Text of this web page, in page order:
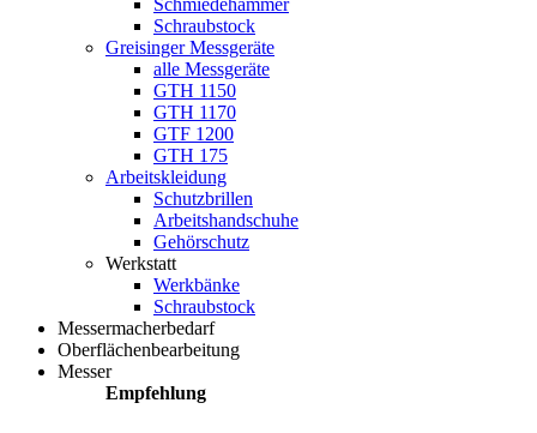
Schmiedehämmer
Schraubstock
Greisinger Messgeräte
alle Messgeräte
GTH 1150
GTH 1170
GTF 1200
GTH 175
Arbeitskleidung
Schutzbrillen
Arbeitshandschuhe
Gehörschutz
Werkstatt
Werkbänke
Schraubstock
Messermacherbedarf
Oberflächenbearbeitung
Messer
Empfehlung